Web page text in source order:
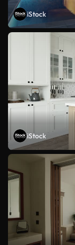
iStock
iStock